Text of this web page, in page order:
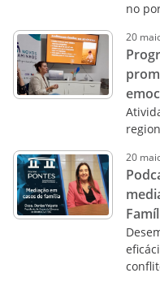
no
20
20